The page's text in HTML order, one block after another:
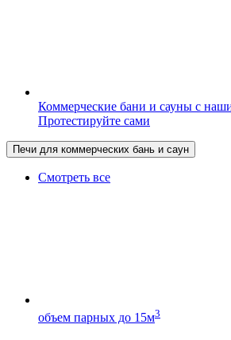
Коммерческие бани и сауны с
Протестируйте сами
Печи для коммерческих бань и саун
Смотреть все
объем парных до 15м3